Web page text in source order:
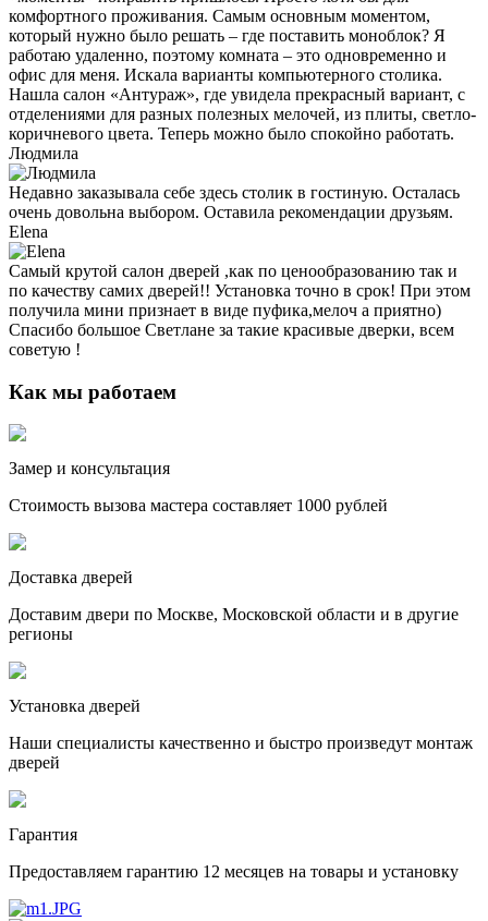
комфортного проживания. Самым основным моментом,
который нужно было решать – где поставить моноблок? Я
работаю удаленно, поэтому комната – это одновременно и
офис для меня. Искала варианты компьютерного столика.
Нашла салон «Антураж», где увидела прекрасный вариант, с
отделениями для разных полезных мелочей, из плиты, светло-
коричневого цвета. Теперь можно было спокойно работать.
Людмила
Недавно заказывала себе здесь столик в гостиную. Осталась
очень довольна выбором. Оставила рекомендации друзьям.
Elena
Самый крутой салон дверей ,как по ценообразованию так и
по качеству самих дверей!! Установка точно в срок! При этом
получила мини признает в виде пуфика,мелоч а приятно)
Спасибо большое Светлане за такие красивые дверки, всем
советую !
Как мы работаем
Замер и консультация
Стоимость вызова мастера составляет 1000 рублей
Доставка дверей
Доставим двери по Москве, Московской области и в другие
регионы
Установка дверей
Наши специалисты качественно и быстро произведут монтаж
дверей
Гарантия
Предоставляем гарантию 12 месяцев на товары и установку